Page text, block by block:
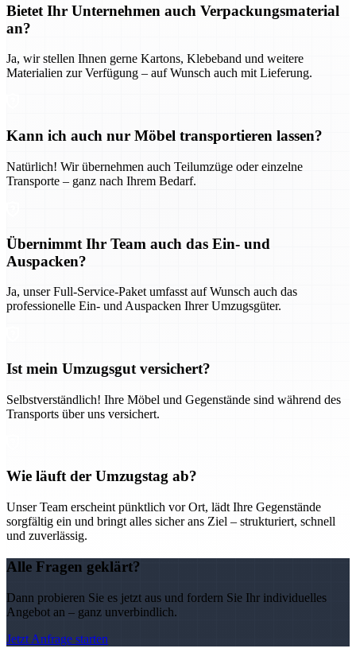
Bietet Ihr Unternehmen auch Verpackungsmaterial
an?
Ja, wir stellen Ihnen gerne Kartons, Klebeband und weitere
Materialien zur Verfügung – auf Wunsch auch mit Lieferung.
Kann ich auch nur Möbel transportieren lassen?
Natürlich! Wir übernehmen auch Teilumzüge oder einzelne
Transporte – ganz nach Ihrem Bedarf.
Übernimmt Ihr Team auch das Ein- und
Auspacken?
Ja, unser Full-Service-Paket umfasst auf Wunsch auch das
professionelle Ein- und Auspacken Ihrer Umzugsgüter.
Ist mein Umzugsgut versichert?
Selbstverständlich! Ihre Möbel und Gegenstände sind während des
Transports über uns versichert.
Wie läuft der Umzugstag ab?
Unser Team erscheint pünktlich vor Ort, lädt Ihre Gegenstände
sorgfältig ein und bringt alles sicher ans Ziel – strukturiert, schnell
und zuverlässig.
Alle Fragen geklärt?
Dann probieren Sie es jetzt aus und fordern Sie Ihr individuelles
Angebot an – ganz unverbindlich.
Jetzt Anfrage starten